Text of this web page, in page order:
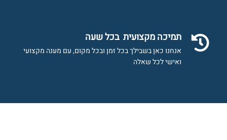
תמיכה מקצועית בכל שעה
אנחנו כאן בשבילך בכל זמן ובכל מקום, עם מענה מקצועי
ואישי לכל שאלה